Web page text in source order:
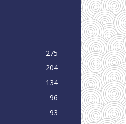
275
204
134
96
93